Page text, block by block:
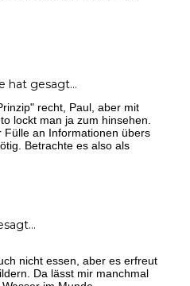
hat gesagt…
recht, Paul, aber mit
lockt man ja zum hinsehen.
Fülle an Informationen übers
Betrachte es also als
nicht essen, aber es erfreut
Da lässt mir manchmal